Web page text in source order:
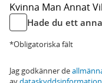
Kvinna Man Annat
Hade du ett
*Obligatoriska fält
Jag godkänner de